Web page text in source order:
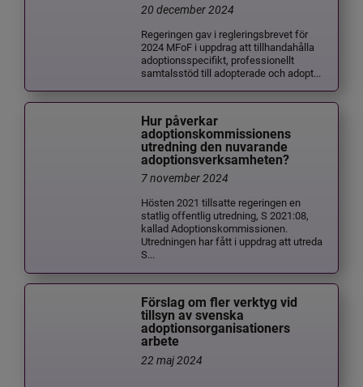
20 december 2024
Regeringen gav i regleringsbrevet för
2024 MFoF i uppdrag att tillhandahålla
adoptionsspecifikt, professionellt
samtalsstöd till adopterade och adopt...
Hur påverkar
adoptionskommissionens
utredning den nuvarande
adoptionsverksamheten?
7 november 2024
Hösten 2021 tillsatte regeringen en
statlig offentlig utredning, S 2021:08,
kallad Adoptionskommissionen.
Utredningen har fått i uppdrag att utreda
S...
Förslag om fler verktyg vid
tillsyn av svenska
adoptionsorganisationers
arbete
22 maj 2024